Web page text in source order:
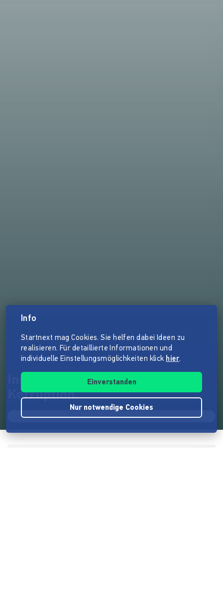
Institut für angewandte
Korruption
Info
Startnext mag Cookies. Sie helfen dabei Ideen zu
realisieren. Für detaillierte Informationen und
individuelle Einstellungsmöglichkeiten klick hier.
Einverstanden
Nur notwendige Cookies